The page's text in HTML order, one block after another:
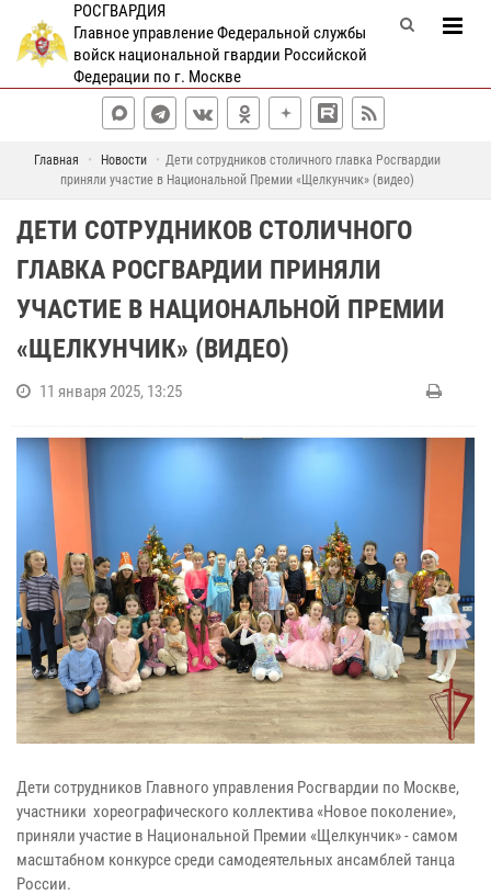
РОСГВАРДИЯ
Главное управление Федеральной службы
войск национальной гвардии Российской
Федерации по г. Москве
Главная Новости
Дети сотрудников столичного главка Росгвардии
приняли участие в Национальной Премии «Щелкунчик» (видео)
ДЕТИ СОТРУДНИКОВ СТОЛИЧНОГО
ГЛАВКА РОСГВАРДИИ ПРИНЯЛИ
УЧАСТИЕ В НАЦИОНАЛЬНОЙ ПРЕМИИ
«ЩЕЛКУНЧИК» (ВИДЕО)
11 января 2025, 13:25
Дети сотрудников Главного управления Росгвардии по Москве,
участники хореографического коллектива «Новое поколение»,
приняли участие в Национальной Премии «Щелкунчик» - самом
масштабном конкурсе среди самодеятельных ансамблей танца
России.